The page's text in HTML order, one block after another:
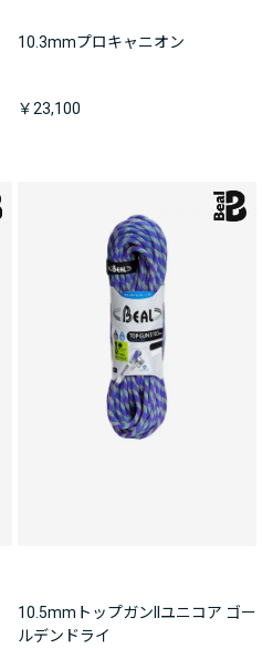
10.3mmプロキャニオン
￥23,100
10.5mmトップガンIIユニコア ゴー
ルデンドライ